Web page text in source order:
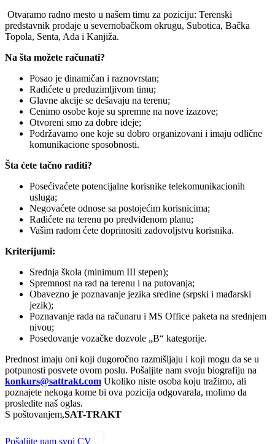
Otvaramo radno mesto u našem timu za poziciju: Terenski
predstavnik prodaje u severnobačkom okrugu, Subotica, Bačka
Topola, Senta, Ada i Kanjiža.
Na šta možete računati?
Posao je dinamičan i raznovrstan;
Radićete u preduzimljivom timu;
Glavne akcije se dešavaju na terenu;
Cenimo osobe koje su spremne na nove izazove;
Otvoreni smo za dobre ideje;
Podržavamo one koje su dobro organizovani i imaju odlične
komunikacione sposobnosti.
Šta ćete tačno raditi?
Posećivaćete potencijalne korisnike telekomunikacionih
usluga;
Negovaćete odnose sa postojećim korisnicima;
Radićete na terenu po predviđenom planu;
Vašim radom ćete doprinositi zadovoljstvu korisnika.
Kriterijumi:
Srednja škola (minimum III stepen);
Spremnost na rad na terenu i na putovanja;
Obavezno je poznavanje jezika sredine (srpski i mađarski
jezik);
Poznavanje rada na računaru i MS Office paketa na srednjem
nivou;
Posedovanje vozačke dozvole „B“ kategorije.
Prednost imaju oni koji dugoročno razmišljaju i koji mogu da se u
potpunosti posvete ovom poslu. Pošaljite nam svoju biografiju na
konkurs@sattrakt.com Ukoliko niste osoba koju tražimo, ali
poznajete nekoga kome bi ova pozicija odgovarala, molimo da
prosledite naš oglas.
S poštovanjem,SAT-TRAKT
Pošaljite nam svoj CV